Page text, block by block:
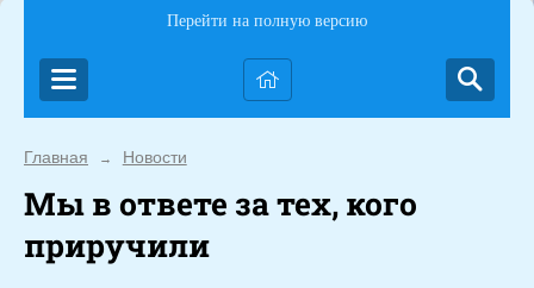
Перейти на полную версию
Главная → Новости
Мы в ответе за тех, кого
приручили